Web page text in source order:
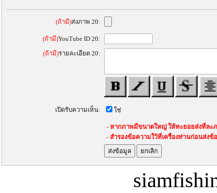
(ถ้ามี)ส่งภาพ 20:
(ถ้ามี)YouTube ID 20:
(ถ้ามี)รายละเอียด 20:
เปิดรับความเห็น: ใช่
- หากภาพมีขนาดใหญ่ ให้ทะยอยส่งที่ละ
- สำรองข้อความใว้ที่เครื่องท่านก่อนส่งข้